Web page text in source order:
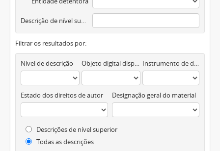
Descrição de nível superior
Filtrar os resultados por:
Nível de descrição Objeto digital disponível Instrumento de descrição documental
Estado dos direitos de autor Designação geral do material
Descrições de nível superior
Todas as descrições